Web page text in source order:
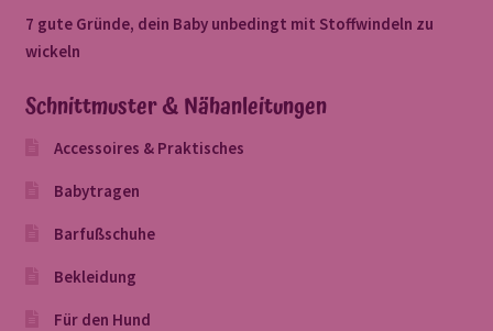
7 gute Gründe, dein Baby unbedingt mit Stoffwindeln zu
wickeln
Schnittmuster & Nähanleitungen
Accessoires & Praktisches
Babytragen
Barfußschuhe
Bekleidung
Für den Hund